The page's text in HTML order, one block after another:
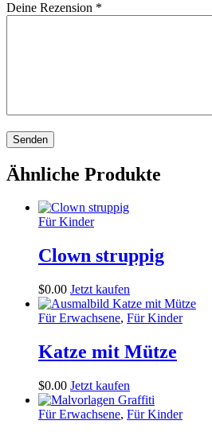
Deine Rezension *
Ähnliche Produkte
Für Kinder
Clown struppig
$0.00 Jetzt kaufen
Für Erwachsene, Für Kinder
Katze mit Mütze
$0.00 Jetzt kaufen
Für Erwachsene, Für Kinder